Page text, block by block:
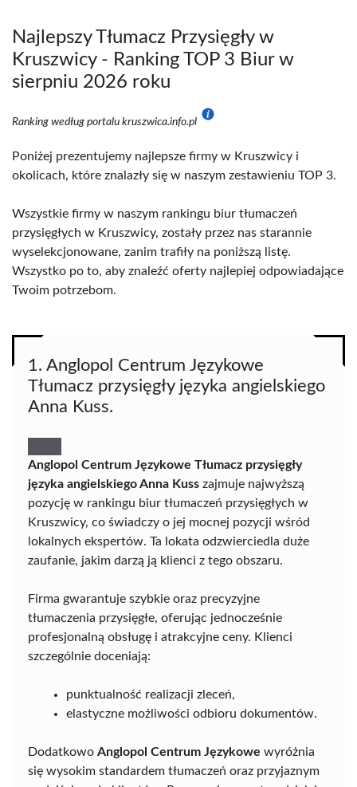
Najlepszy Tłumacz Przysięgły w
Kruszwicy - Ranking TOP 3 Biur w
sierpniu 2026 roku
Ranking według portalu kruszwica.info.pl
Poniżej prezentujemy najlepsze firmy w Kruszwicy i
okolicach, które znalazły się w naszym zestawieniu TOP 3.
Wszystkie firmy w naszym rankingu biur tłumaczeń
przysięgłych w Kruszwicy, zostały przez nas starannie
wyselekcjonowane, zanim trafiły na poniższą listę.
Wszystko po to, aby znaleźć oferty najlepiej odpowiadające
Twoim potrzebom.
1. Anglopol Centrum Językowe
Tłumacz przysięgły języka angielskiego
Anna Kuss.
Anglopol Centrum Językowe Tłumacz przysięgły
języka angielskiego Anna Kuss zajmuje najwyższą
pozycję w rankingu biur tłumaczeń przysięgłych w
Kruszwicy, co świadczy o jej mocnej pozycji wśród
lokalnych ekspertów. Ta lokata odzwierciedla duże
zaufanie, jakim darzą ją klienci z tego obszaru.
Firma gwarantuje szybkie oraz precyzyjne
tłumaczenia przysięgłe, oferując jednocześnie
profesjonalną obsługę i atrakcyjne ceny. Klienci
szczególnie doceniają:
punktualność realizacji zleceń,
elastyczne możliwości odbioru dokumentów.
Dodatkowo Anglopol Centrum Językowe wyróżnia
się wysokim standardem tłumaczeń oraz przyjaznym